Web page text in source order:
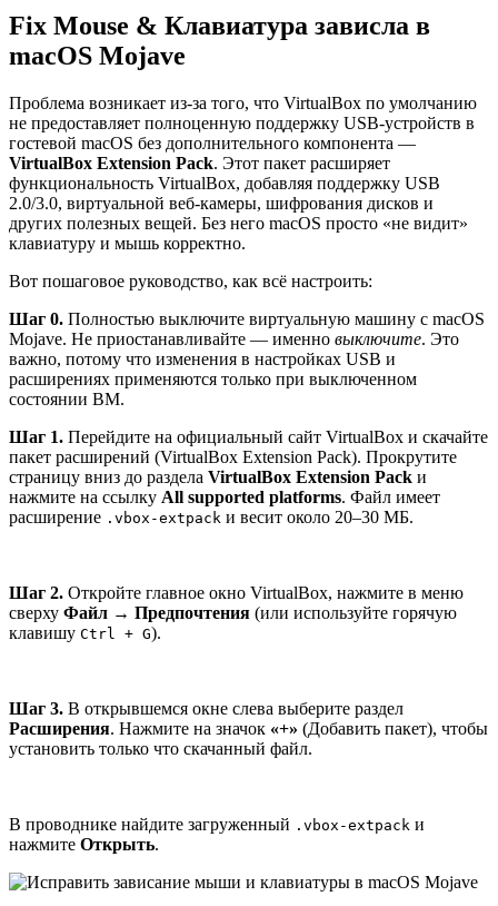
Fix Mouse & Клавиатура зависла в
macOS Mojave
Проблема возникает из-за того, что VirtualBox по умолчанию
не предоставляет полноценную поддержку USB-устройств в
гостевой macOS без дополнительного компонента —
VirtualBox Extension Pack. Этот пакет расширяет
функциональность VirtualBox, добавляя поддержку USB
2.0/3.0, виртуальной веб-камеры, шифрования дисков и
других полезных вещей. Без него macOS просто «не видит»
клавиатуру и мышь корректно.
Вот пошаговое руководство, как всё настроить:
Шаг 0. Полностью выключите виртуальную машину с macOS
Mojave. Не приостанавливайте — именно выключите. Это
важно, потому что изменения в настройках USB и
расширениях применяются только при выключенном
состоянии ВМ.
Шаг 1. Перейдите на официальный сайт VirtualBox и скачайте
пакет расширений (VirtualBox Extension Pack). Прокрутите
страницу вниз до раздела VirtualBox Extension Pack и
нажмите на ссылку All supported platforms. Файл имеет
расширение .vbox-extpack и весит около 20–30 МБ.
Шаг 2. Откройте главное окно VirtualBox, нажмите в меню
сверху Файл → Предпочтения (или используйте горячую
клавишу Ctrl + G).
Шаг 3. В открывшемся окне слева выберите раздел
Расширения. Нажмите на значок «+» (Добавить пакет), чтобы
установить только что скачанный файл.
В проводнике найдите загруженный .vbox-extpack и
нажмите Открыть.